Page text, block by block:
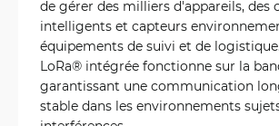
de gérer des milliers d'appareils, des
intelligents et capteurs
équipements de suivi et de
LoRa® intégrée fonctionne sur la
garantissant une communication
stable dans les environnements